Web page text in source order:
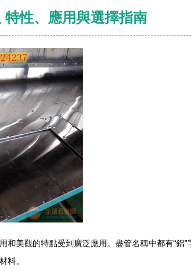
性、應用與選擇指南
美觀的特點受到廣泛應用。盡管名稱中都有“鋁
料。